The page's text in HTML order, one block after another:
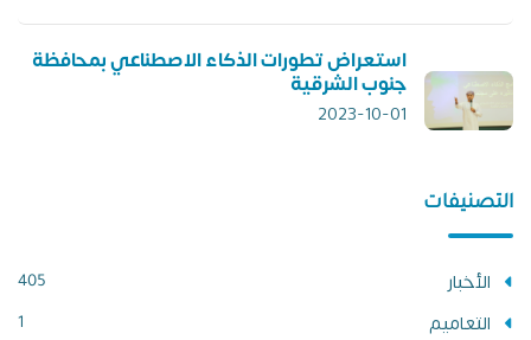
استعراض تطورات الذكاء الاصطناعي بمحافظة
جنوب الشرقية
2023-10-01
التصنيفات
الأخبار 405
التعاميم 1